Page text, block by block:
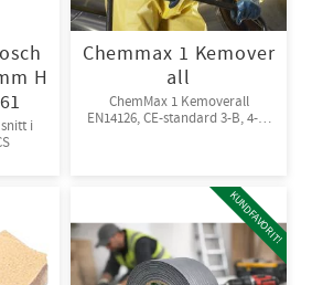
H
i
Chemmax 1 Kemover
all
ChemMax 1 Kemoverall
EN14126, CE-standard 3-B, 4-B,
KUNDFAVORIT!